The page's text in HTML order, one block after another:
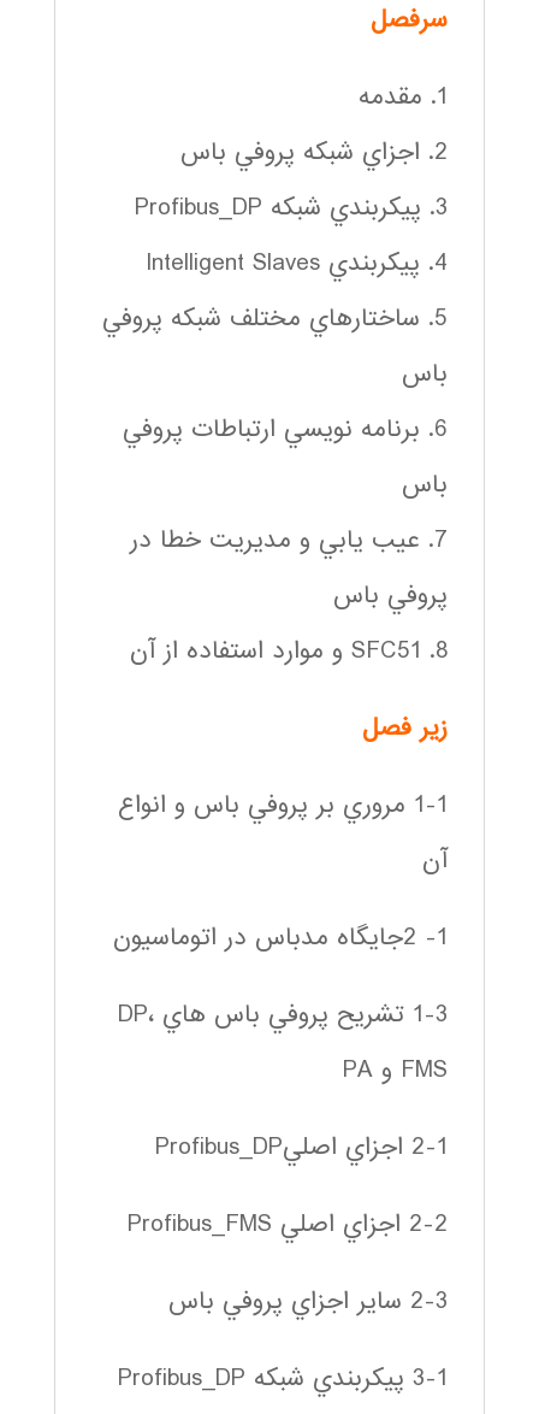
سرفصل
1. مقدمه
2. اجزاي شبكه پروفي باس
3. پيكربندي شبكه Profibus_DP
4. پيكربندي Intelligent Slaves
5. ساختارهاي مختلف شبكه پروفي
باس
6. برنامه نويسي ارتباطات پروفي
باس
7. عيب يابي و مديريت خطا در
پروفي باس
8. SFC51 و موارد استفاده از آن
زير فصل
1-1 مروري بر پروفي باس و انواع
آن
1- 2جايگاه مدباس در اتوماسيون
1-3 تشريح پروفي باس هاي DP،
FMS و PA
2-1 اجزاي اصليProfibus_DP
2-2 اجزاي اصلي Profibus_FMS
2-3 ساير اجزاي پروفي باس
3-1 پيكربندي شبكه Profibus_DP